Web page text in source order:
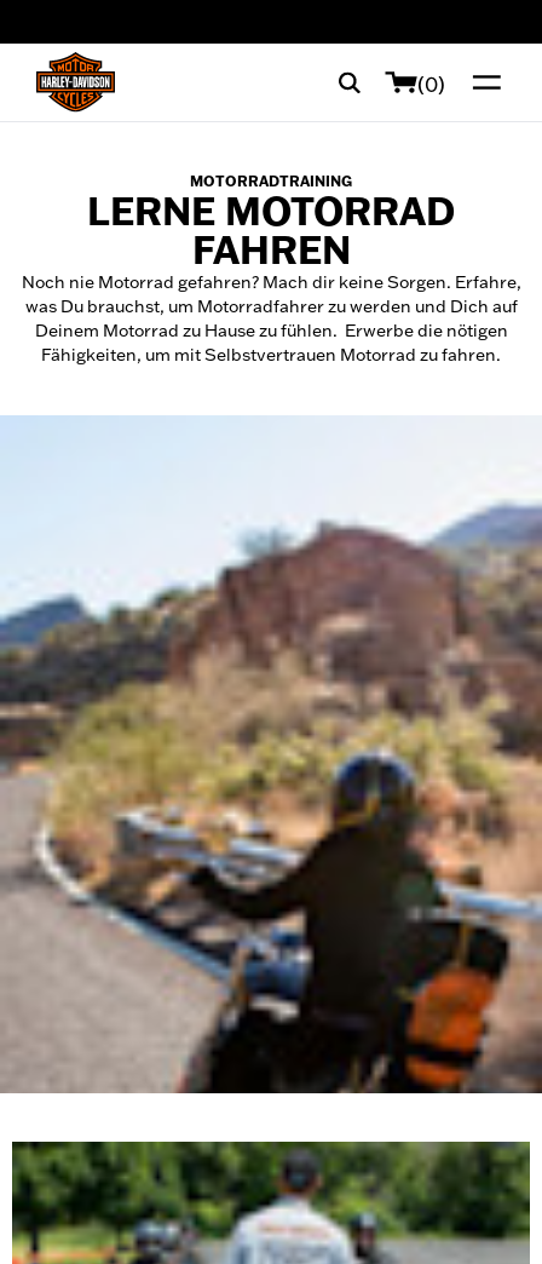
(0)
MOTORRADTRAINING
LERNE MOTORRAD
FAHREN
Noch nie Motorrad gefahren? Mach dir keine Sorgen. Erfahre,
was Du brauchst, um Motorradfahrer zu werden und Dich auf
Deinem Motorrad zu Hause zu fühlen. Erwerbe die nötigen
Fähigkeiten, um mit Selbstvertrauen Motorrad zu fahren.